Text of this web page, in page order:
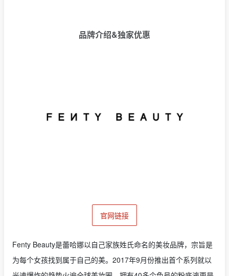
品牌介绍&独家优惠
官网链接
Fenty Beauty是蕾哈娜以自己家族姓氏命名的美妆品牌，宗旨是
为每个女孩找到属于自己的美。2017年9月份推出首个系列就以